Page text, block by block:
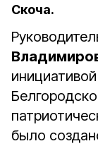
Скоча.
было